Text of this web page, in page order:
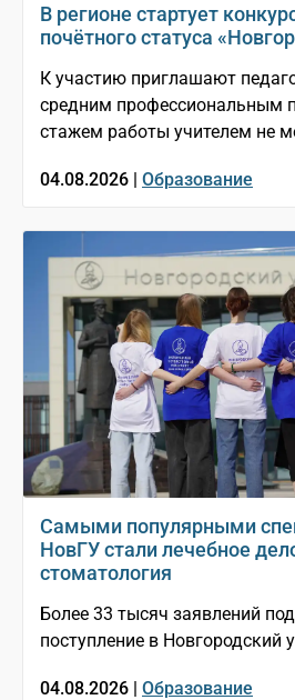
В регионе стартует
почётного статуса
К участию приглашают
средним профессиональным
стажем работы учителем не
04.08.2026 | Образование
Самыми популярными
НовГУ стали лечебное
стоматология
Более 33 тысяч заявлений
поступление в Новгородский
04.08.2026 | Образование